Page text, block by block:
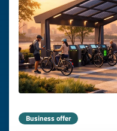
Business offer